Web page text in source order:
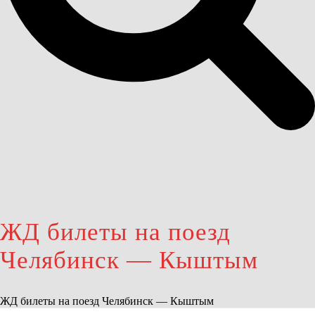
ЖД билеты на поезд
Челябинск — Кыштым
ЖД билеты на поезд Челябинск — Кыштым